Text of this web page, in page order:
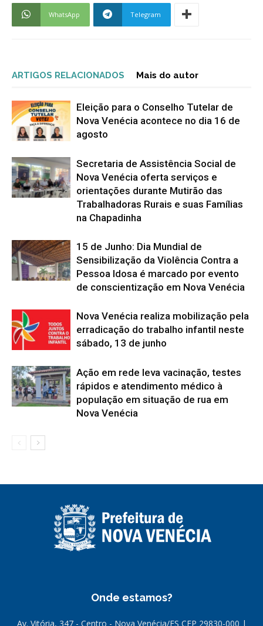
WhatsApp Telegram
ARTIGOS RELACIONADOS Mais do autor
Eleição para o Conselho Tutelar de
Nova Venécia acontece no dia 16 de
agosto
Secretaria de Assistência Social de
Nova Venécia oferta serviços e
orientações durante Mutirão das
Trabalhadoras Rurais e suas Famílias
na Chapadinha
15 de Junho: Dia Mundial de
Sensibilização da Violência Contra a
Pessoa Idosa é marcado por evento
de conscientização em Nova Venécia
Nova Venécia realiza mobilização pela
erradicação do trabalho infantil neste
sábado, 13 de junho
Ação em rede leva vacinação, testes
rápidos e atendimento médico à
população em situação de rua em
Nova Venécia
Onde estamos?
Av. Vitória, 347 - Centro - Nova Venécia/ES CEP 29830-000 |